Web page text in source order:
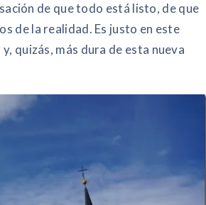
de que todo está listo, de que
de la realidad. Es justo en este
quizás, más dura de esta nueva